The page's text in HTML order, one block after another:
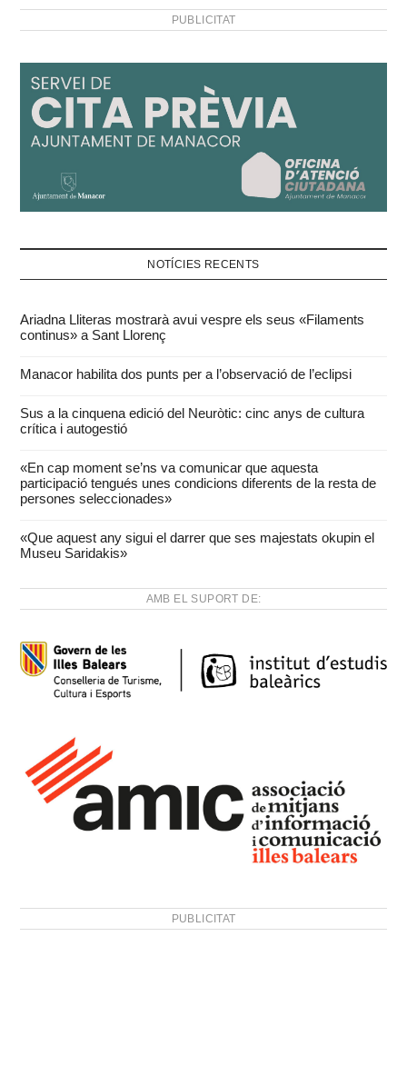
encara no potent. En…
PUBLICITAT
NOTÍCIES RECENTS
Ariadna Lliteras mostrarà avui vespre els seus «Filaments
continus» a Sant Llorenç
Manacor habilita dos punts per a l’observació de l’eclipsi
Sus a la cinquena edició del Neuròtic: cinc anys de cultura
crítica i autogestió
«En cap moment se’ns va comunicar que aquesta
participació tengués unes condicions diferents de la resta de
persones seleccionades»
«Que aquest any sigui el darrer que ses majestats okupin el
Museu Saridakis»
AMB EL SUPORT DE:
PUBLICITAT